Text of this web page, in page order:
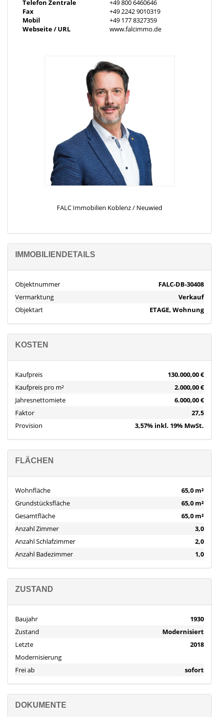
Telefon Zentrale
+49 800 6460646
Fax
+49 2242 9010319
Mobil
+49 177 8327359
Webseite / URL
www.falcimmo.de
FALC Immobilien Koblenz / Neuwied
IMMOBILIENDETAILS
Objektnummer
FALC-DB-30408
Vermarktung
Verkauf
Objektart
ETAGE, Wohnung
KOSTEN
Kaufpreis
130.000,00 €
Kaufpreis pro m²
2.000,00 €
Jahresnettomiete
6.000,00 €
Faktor
27,5
Provision
3,57% inkl. 19% MwSt.
FLÄCHEN
Wohnfläche
65,0 m²
Grundstücksfläche
65,0 m²
Gesamtfläche
65,0 m²
Anzahl Zimmer
3,0
Anzahl Schlafzimmer
2,0
Anzahl Badezimmer
1,0
ZUSTAND
Baujahr
1930
Zustand
Modernisiert
Letzte
Modernisierung
2018
Frei ab sofort
DOKUMENTE